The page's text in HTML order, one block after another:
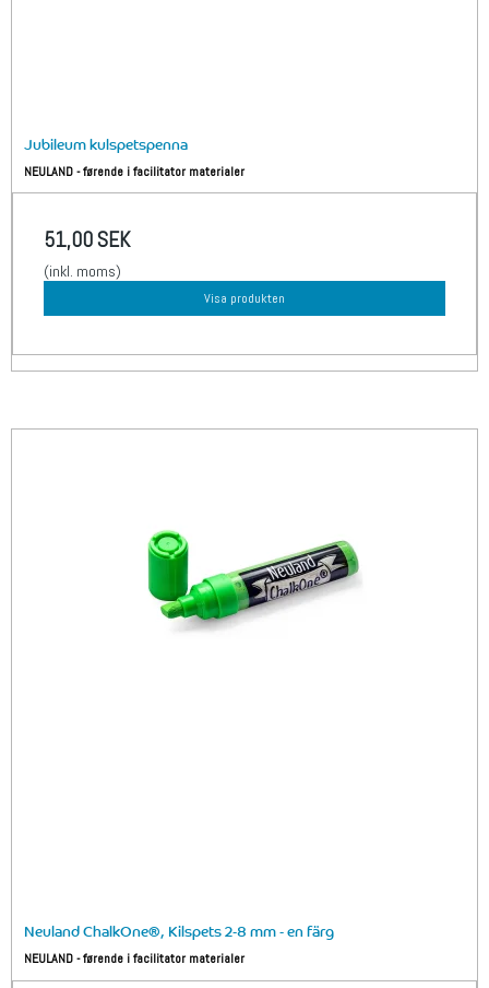
Jubileum kulspetspenna
NEULAND - førende i facilitator materialer
51,00 SEK
(inkl. moms)
Visa produkten
Neuland ChalkOne®, Kilspets 2-8 mm - en färg
NEULAND - førende i facilitator materialer